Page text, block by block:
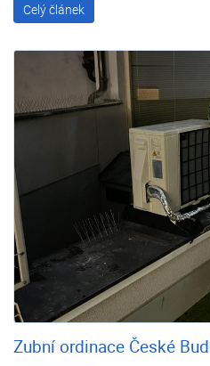
Celý článek
Zubní ordinace České